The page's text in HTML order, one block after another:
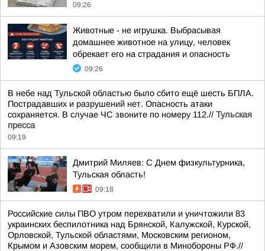
09:26
Животные - не игрушка. Выбрасывая
домашнее животное на улицу, человек
обрекает его на страдания и опасность
09:26
В небе над Тульской областью было сбито ещё шесть БПЛА.
Пострадавших и разрушений нет. Опасность атаки
сохраняется. В случае ЧС звоните по номеру 112.// Тульская
пресса
09:19
Дмитрий Миляев: С Днем физкультурника,
Тульская область!
09:18
Российские силы ПВО утром перехватили и уничтожили 83
украинских беспилотника над Брянской, Калужской, Курской,
Орловской, Тульской областями, Московским регионом,
Крымом и Азовским морем, сообщили в Минобороны РФ.//